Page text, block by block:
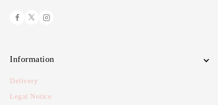
Information
Delivery
Legal Notice